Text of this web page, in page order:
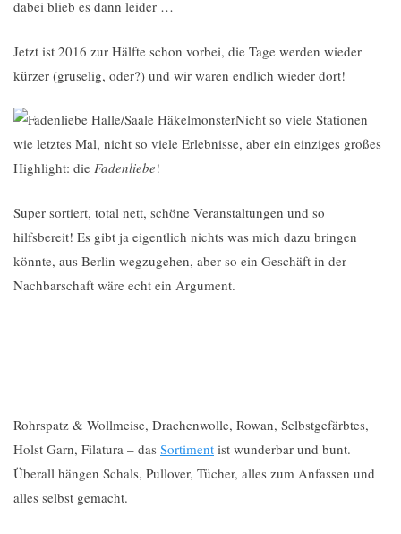
dabei blieb es dann leider …
Jetzt ist 2016 zur Hälfte schon vorbei, die Tage werden wieder
kürzer (gruselig, oder?) und wir waren endlich wieder dort!
Nicht so viele Stationen
wie letztes Mal, nicht so viele Erlebnisse, aber ein einziges großes
Highlight: die Fadenliebe!
Super sortiert, total nett, schöne Veranstaltungen und so
hilfsbereit! Es gibt ja eigentlich nichts was mich dazu bringen
könnte, aus Berlin wegzugehen, aber so ein Geschäft in der
Nachbarschaft wäre echt ein Argument.
Rohrspatz & Wollmeise, Drachenwolle, Rowan, Selbstgefärbtes,
Holst Garn, Filatura – das Sortiment ist wunderbar und bunt.
Überall hängen Schals, Pullover, Tücher, alles zum Anfassen und
alles selbst gemacht.